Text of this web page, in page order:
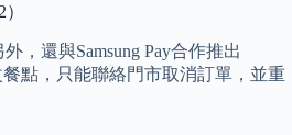
，還與Samsung Pay合作推出
點，只能聯絡門市取消訂單，並重